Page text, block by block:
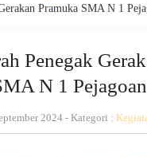
Pramuka SMA N 1
Penegak
N 1 Pejagoan
2024 - Kategori :